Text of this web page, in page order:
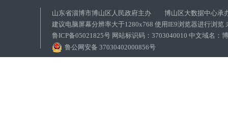
山东省淄博市博山区人民政府主办 博山区大数据中心承
建议电脑屏幕分辨率大于1280x768 使用IE9浏览器进行浏览
鲁ICP备05021825号 网站标识码：3703040010 中文域名：
鲁公网安备 37030402000856号